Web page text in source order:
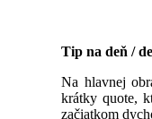
Tip na deň /
Na hlavnej
krátky quote,
začiatkom